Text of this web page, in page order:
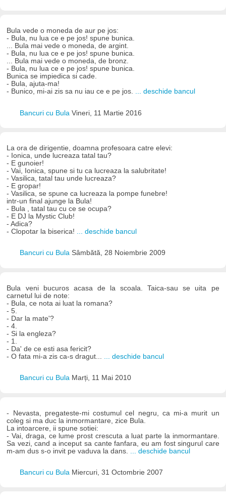
Bula vede o moneda de aur pe jos:
- Bula, nu lua ce e pe jos! spune bunica.
... Bula mai vede o moneda, de argint.
- Bula, nu lua ce e pe jos! spune bunica.
... Bula mai vede o moneda, de bronz.
- Bula, nu lua ce e pe jos! spune bunica.
Bunica se impiedica si cade.
- Bula, ajuta-ma!
- Bunico, mi-ai zis sa nu iau ce e pe jos. ... deschide bancul
Bancuri cu Bula Vineri, 11 Martie 2016
La ora de dirigentie, doamna profesoara catre elevi:
- Ionica, unde lucreaza tatal tau?
- E gunoier!
- Vai, Ionica, spune si tu ca lucreaza la salubritate!
- Vasilica, tatal tau unde lucreaza?
- E gropar!
- Vasilica, se spune ca lucreaza la pompe funebre!
intr-un final ajunge la Bula!
- Bula , tatal tau cu ce se ocupa?
- E DJ la Mystic Club!
- Adica?
- Clopotar la biserica! ... deschide bancul
Bancuri cu Bula Sâmbătă, 28 Noiembrie 2009
Bula veni bucuros acasa de la scoala. Taica-sau se uita pe
carnetul lui de note:
- Bula, ce nota ai luat la romana?
- 5.
- Dar la mate'?
- 4.
- Si la engleza?
- 1.
- Da' de ce esti asa fericit?
- O fata mi-a zis ca-s dragut...
... deschide bancul
Bancuri cu Bula Marți, 11 Mai 2010
- Nevasta, pregateste-mi costumul cel negru, ca mi-a murit un
coleg si ma duc la inmormantare, zice Bula.
La intoarcere, ii spune sotiei:
- Vai, draga, ce lume prost crescuta a luat parte la inmormantare.
Sa vezi, cand a inceput sa cante fanfara, eu am fost singurul care
m-am dus s-o invit pe vaduva la dans.
... deschide bancul
Bancuri cu Bula Miercuri, 31 Octombrie 2007